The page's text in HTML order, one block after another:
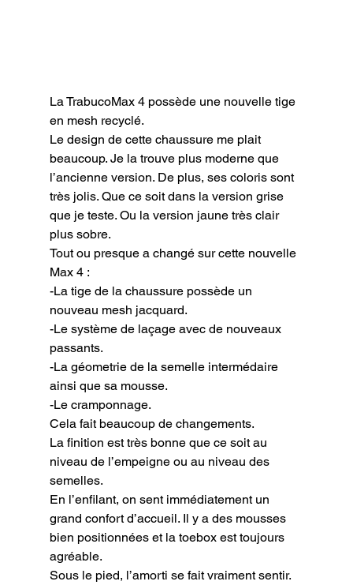
La TrabucoMax 4 possède une nouvelle tige
en mesh recyclé.
Le design de cette chaussure me plait
beaucoup. Je la trouve plus moderne que
l’ancienne version. De plus, ses coloris sont
très jolis. Que ce soit dans la version grise
que je teste. Ou la version jaune très clair
plus sobre.
Tout ou presque a changé sur cette nouvelle
Max 4 :
-La tige de la chaussure possède un
nouveau mesh jacquard.
-Le système de laçage avec de nouveaux
passants.
-La géometrie de la semelle intermédaire
ainsi que sa mousse.
-Le cramponnage.
Cela fait beaucoup de changements.
La finition est très bonne que ce soit au
niveau de l’empeigne ou au niveau des
semelles.
En l’enfilant, on sent immédiatement un
grand confort d’accueil. Il y a des mousses
bien positionnées et la toebox est toujours
agréable.
Sous le pied, l’amorti se fait vraiment sentir.